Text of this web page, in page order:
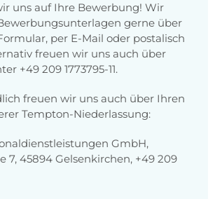
uns auf Ihre Bewerbung! Wir
gerne über
per E-Mail oder postalisch
freuen wir uns auch über
+49 209 1773795-11.
freuen wir uns auch über Ihren
Tempton-Niederlassung:
GmbH,
7, 45894 Gelsenkirchen, +49 209